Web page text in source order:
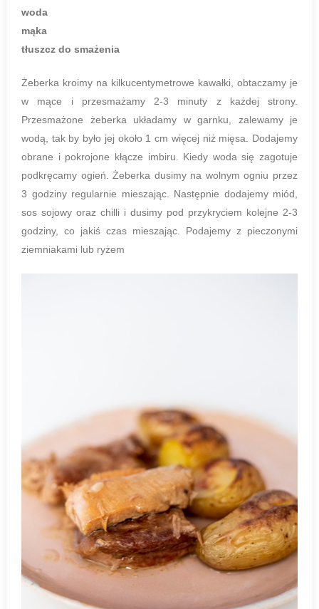
woda
mąka
tłuszcz do smażenia
Żeberka kroimy na kilkucentymetrowe kawałki, obtaczamy je
w mące i przesmażamy 2-3 minuty z każdej strony.
Przesmażone żeberka układamy w garnku, zalewamy je
wodą, tak by było jej około 1 cm więcej niż mięsa. Dodajemy
obrane i pokrojone kłącze imbiru. Kiedy woda się zagotuje
podkręcamy ogień. Żeberka dusimy na wolnym ogniu przez
3 godziny regularnie mieszając. Następnie dodajemy miód,
sos sojowy oraz chilli i dusimy pod przykryciem kolejne 2-3
godziny, co jakiś czas mieszając. Podajemy z pieczonymi
ziemniakami lub ryżem